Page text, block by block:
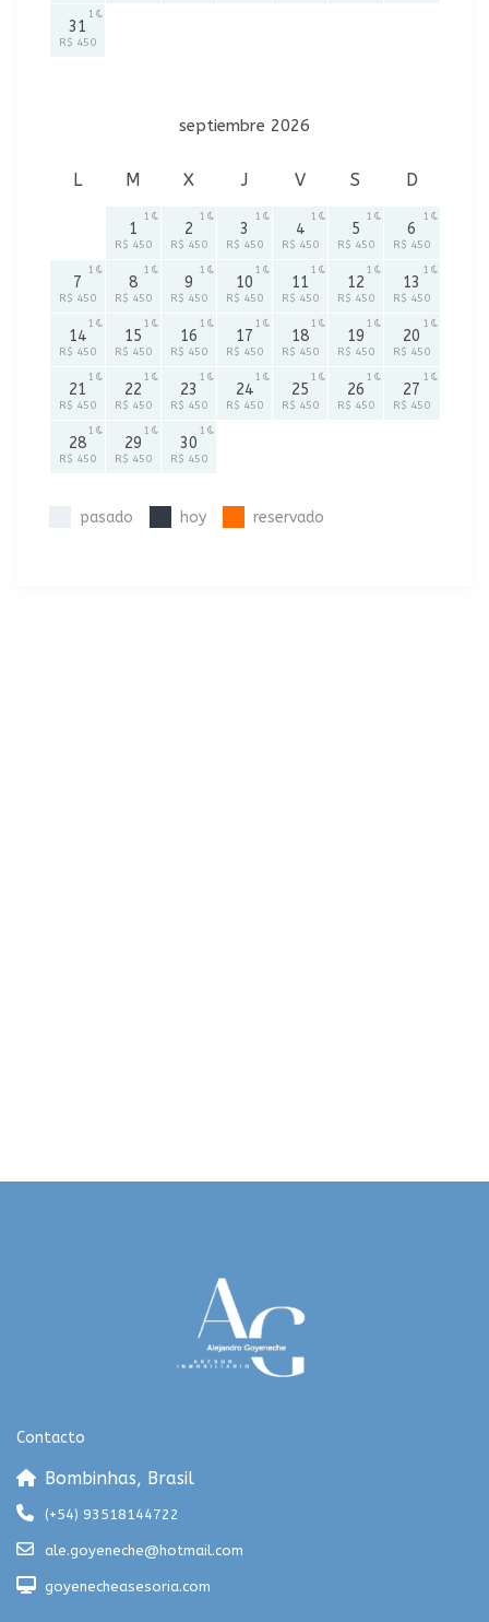
31
R$ 450
1
septiembre 2026
L M X J V S D
1
R$ 450
1
2
R$ 450
1
3
R$ 450
1
4
R$ 450
1
5
R$ 450
1
6
R$ 450
1
7
R$ 450
1
8
R$ 450
1
9
R$ 450
1
10
R$ 450
1
11
R$ 450
1
12
R$ 450
1
13
R$ 450
1
14
R$ 450
1
15
R$ 450
1
16
R$ 450
1
17
R$ 450
1
18
R$ 450
1
19
R$ 450
1
20
R$ 450
1
21
R$ 450
1
22
R$ 450
1
23
R$ 450
1
24
R$ 450
1
25
R$ 450
1
26
R$ 450
1
27
R$ 450
1
28
R$ 450
1
29
R$ 450
1
30
R$ 450
1
pasado hoy reservado
Contacto
Bombinhas, Brasil
(+54) 93518144722
ale.goyeneche@hotmail.com
goyenecheasesoria.com